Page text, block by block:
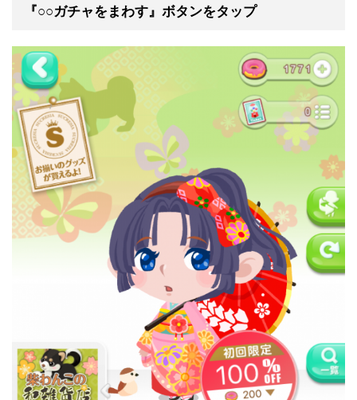
『○○ガチャをまわす』ボタンをタップ